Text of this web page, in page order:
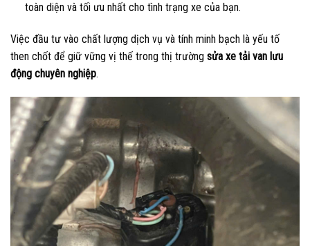
toàn diện và tối ưu nhất cho tình trạng xe của bạn.
Việc đầu tư vào chất lượng dịch vụ và tính minh bạch là yếu tố
then chốt để giữ vững vị thế trong thị trường sửa xe tải van lưu
động chuyên nghiệp.